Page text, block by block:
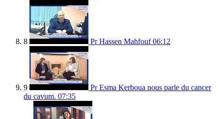
8 Pr Hassen Mahfouf 06:12
9
Pr Esma Kerboua nous parle du cancer
du cavum. 07:35